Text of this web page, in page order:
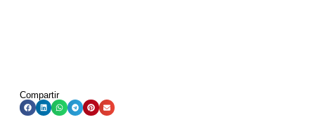
Compartir